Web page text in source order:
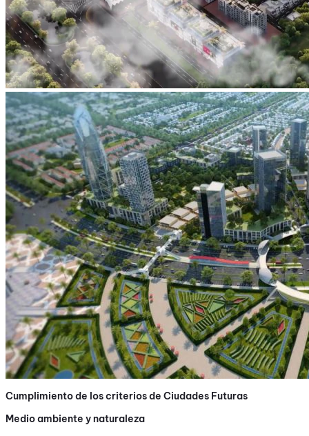
Cumplimiento de los criterios de Ciudades Futuras
Medio ambiente y naturaleza